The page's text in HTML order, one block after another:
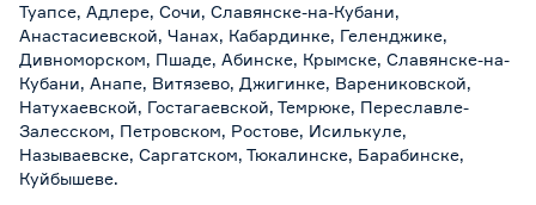
Туапсе, Адлере, Сочи, Славянске-на-Кубани,
Анастасиевской, Чанах, Кабардинке, Геленджике,
Дивноморском, Пшаде, Абинске, Крымске, Славянске-на-
Кубани, Анапе, Витязево, Джигинке, Варениковской,
Натухаевской, Гостагаевской, Темрюке, Переславле-
Залесском, Петровском, Ростове, Исилькуле,
Называевске, Саргатском, Тюкалинске, Барабинске,
Куйбышеве.